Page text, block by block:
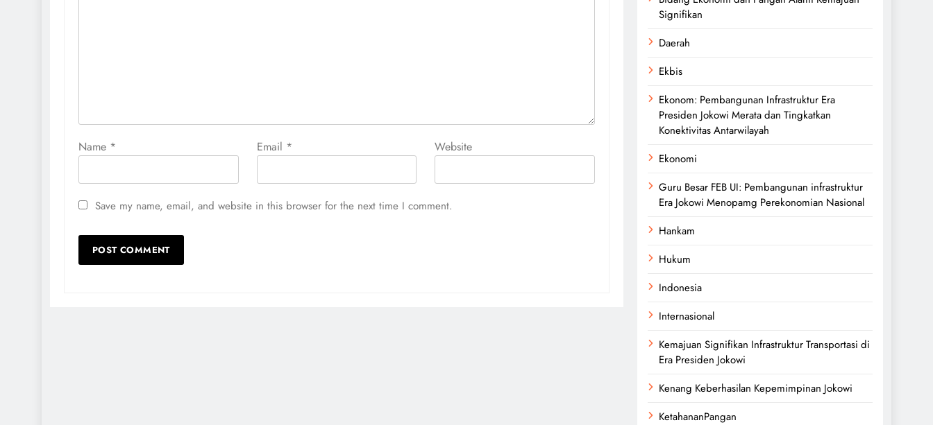
Name * Email * Website
Save my name, email, and website in this browser for the next time I comment.
Signifikan
Daerah
Ekbis
Ekonom: Pembangunan Infrastruktur Era
Presiden Jokowi Merata dan Tingkatkan
Konektivitas Antarwilayah
Ekonomi
Guru Besar FEB UI: Pembangunan infrastruktur
Era Jokowi Menopamg Perekonomian Nasional
Hankam
Hukum
Indonesia
Internasional
Kemajuan Signifikan Infrastruktur Transportasi di
Era Presiden Jokowi
Kenang Keberhasilan Kepemimpinan Jokowi
KetahananPangan